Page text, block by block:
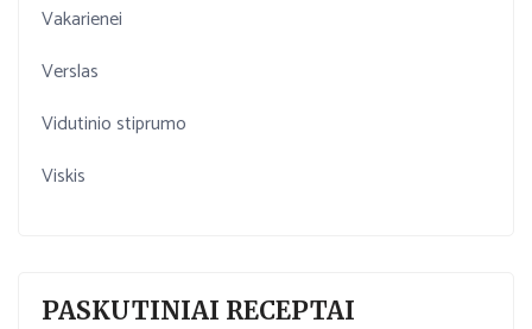
Vakarienei
Verslas
Vidutinio stiprumo
Viskis
PASKUTINIAI RECEPTAI